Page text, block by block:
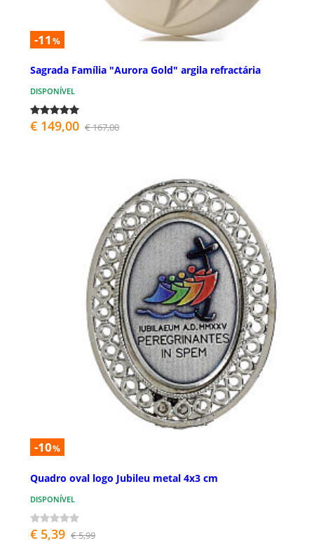
-11 %
Sagrada Família "Aurora Gold" argila refractária
DISPONÍVEL
€ 149,00 € 167,00
-10%
Quadro oval logo Jubileu metal 4x3 cm
DISPONÍVEL
€ 5,39 € 5,99